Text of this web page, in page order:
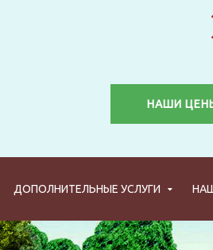
НАШИ
ДОПОЛНИТЕЛЬНЫЕ УСЛУГИ